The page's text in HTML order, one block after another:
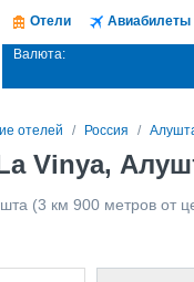
Отели Авиабилеты
Валюта:
отелей Россия
Vinya,
(3 км 900 метров от